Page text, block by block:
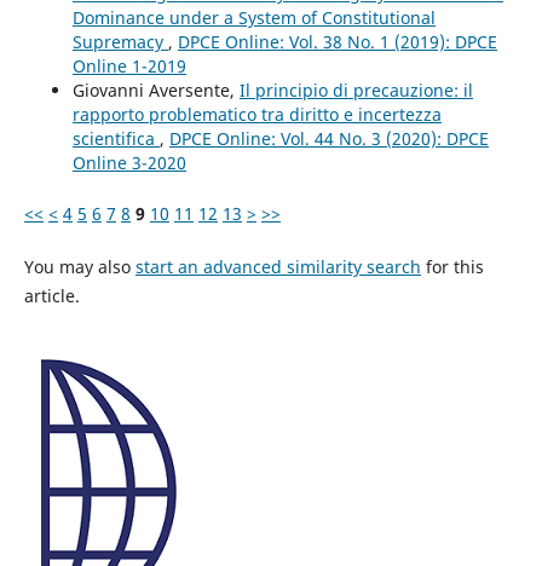
Dominance under a System of Constitutional
Supremacy , DPCE Online: Vol. 38 No. 1 (2019): DPCE
Online 1-2019
Giovanni Aversente, Il principio di precauzione: il
rapporto problematico tra diritto e incertezza
scientifica , DPCE Online: Vol. 44 No. 3 (2020): DPCE
Online 3-2020
<< < 4 5 6 7 8 9 10 11 12 13 > >>
You may also start an advanced similarity search for this
article.